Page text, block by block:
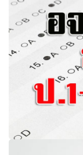
5